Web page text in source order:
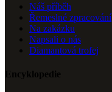
Náš příběh
Řemeslné zpracování
Na zakázku
Napsali o nás
Diamantová trofej
Encyklopedie